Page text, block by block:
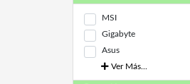
MSI
Gigabyte
Asus
Ver Más...